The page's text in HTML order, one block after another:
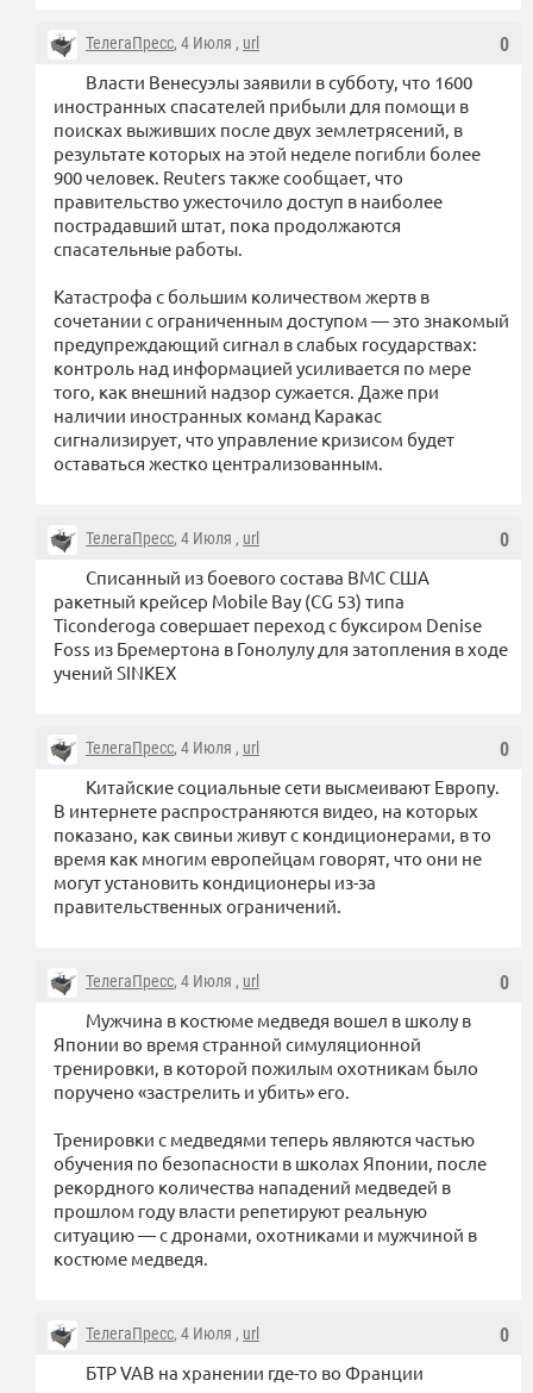
0
ТелегаПресс, 4 Июля , url
Власти Венесуэлы заявили в субботу, что 1600
иностранных спасателей прибыли для помощи в
поисках выживших после двух землетрясений, в
результате которых на этой неделе погибли более
900 человек. Reuters также сообщает, что
правительство ужесточило доступ в наиболее
пострадавший штат, пока продолжаются
спасательные работы.
Катастрофа с большим количеством жертв в
сочетании с ограниченным доступом — это знакомый
предупреждающий сигнал в слабых государствах:
контроль над информацией усиливается по мере
того, как внешний надзор сужается. Даже при
наличии иностранных команд Каракас
сигнализирует, что управление кризисом будет
оставаться жестко централизованным.
0
ТелегаПресс, 4 Июля , url
Списанный из боевого состава ВМС США
ракетный крейсер Mobile Bay (CG 53) типа
Ticonderoga совершает переход с буксиром Denise
Foss из Бремертона в Гонолулу для затопления в ходе
учений SINKEX
0
ТелегаПресс, 4 Июля , url
Китайские социальные сети высмеивают Европу.
В интернете распространяются видео, на которых
показано, как свиньи живут с кондиционерами, в то
время как многим европейцам говорят, что они не
могут установить кондиционеры из-за
правительственных ограничений.
0
ТелегаПресс, 4 Июля , url
Мужчина в костюме медведя вошел в школу в
Японии во время странной симуляционной
тренировки, в которой пожилым охотникам было
поручено «застрелить и убить» его.
Тренировки с медведями теперь являются частью
обучения по безопасности в школах Японии, после
рекордного количества нападений медведей в
прошлом году власти репетируют реальную
ситуацию — с дронами, охотниками и мужчиной в
костюме медведя.
0
ТелегаПресс, 4 Июля , url
БТР VAB на хранении где-то во Франции